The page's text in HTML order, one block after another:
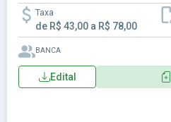
Taxa
de R$ 43,00 a R$ 78,00
BANCA
Edital